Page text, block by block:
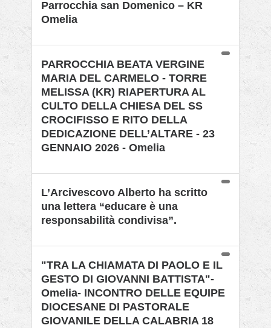
Parrocchia san Domenico – KR
Omelia
PARROCCHIA BEATA VERGINE
MARIA DEL CARMELO - TORRE
MELISSA (KR) RIAPERTURA AL
CULTO DELLA CHIESA DEL SS
CROCIFISSO E RITO DELLA
DEDICAZIONE DELL’ALTARE - 23
GENNAIO 2026 - Omelia
L’Arcivescovo Alberto ha scritto
una lettera “educare è una
responsabilità condivisa”.
"TRA LA CHIAMATA DI PAOLO E IL
GESTO DI GIOVANNI BATTISTA"-
Omelia- INCONTRO DELLE EQUIPE
DIOCESANE DI PASTORALE
GIOVANILE DELLA CALABRIA 18